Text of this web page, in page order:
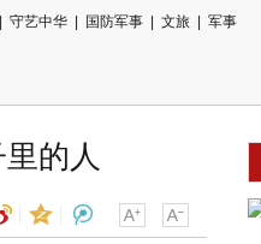
守艺中华 国防军事 文旅
军事
的人